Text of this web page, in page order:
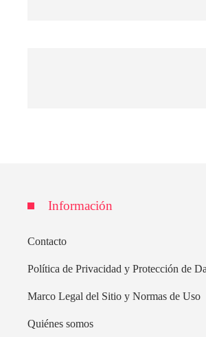
Información
Contacto
Política de Privacidad y Protección de
Marco Legal del Sitio y Normas de Uso
Quiénes somos